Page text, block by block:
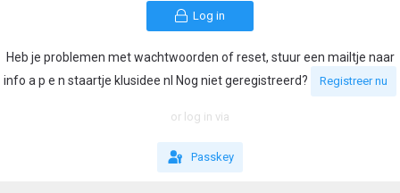
Log in
Heb je problemen met wachtwoorden of reset, stuur een mailtje naar
info a p e n staartje klusidee nl Nog niet geregistreerd?
Registreer nu
or log in via
Passkey